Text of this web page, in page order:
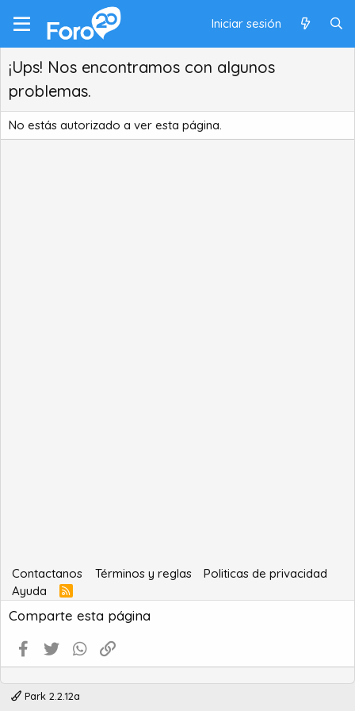
Iniciar sesión
¡Ups! Nos encontramos con algunos
problemas.
No estás autorizado a ver esta página.
Contactanos Términos y reglas
Politicas de privacidad
Ayuda
R
S
S
Comparte esta página
Facebook
Twitter WhatsApp
Park 2.2.12a